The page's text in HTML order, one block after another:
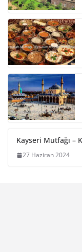
Kayseri Mutfağı –
27 Haziran 2024